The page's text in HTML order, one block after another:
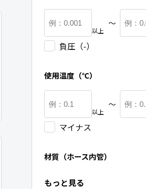
以上
負圧（-）
〜
使用温度（℃）
以上
マイナス
〜
材質（ホース内管）
もっと見る